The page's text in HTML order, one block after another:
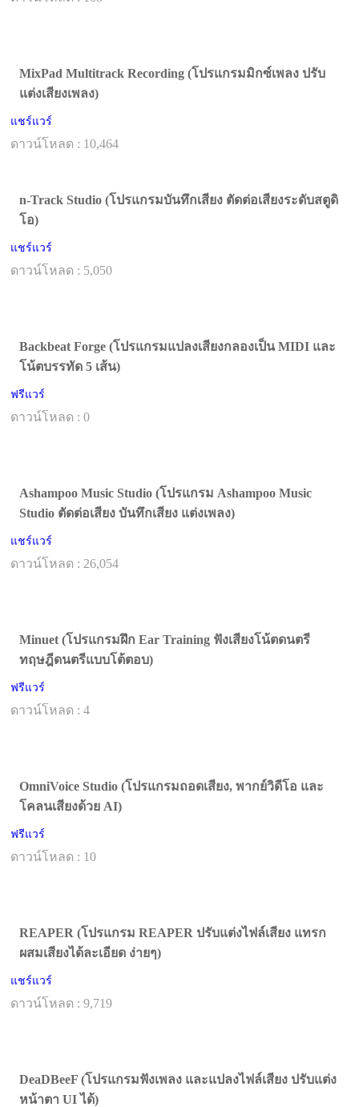
MixPad Multitrack Recording (โปรแกรมมิกซ์เพลง ปรับ
แต่งเสียงเพลง)
แชร์แวร์
ดาวน์โหลด : 10,464
n-Track Studio (โปรแกรมบันทึกเสียง ตัดต่อเสียงระดับสตูดิ
โอ)
แชร์แวร์
ดาวน์โหลด : 5,050
Backbeat Forge (โปรแกรมแปลงเสียงกลองเป็น MIDI และ
โน้ตบรรทัด 5 เส้น)
ฟรีแวร์
ดาวน์โหลด : 0
Ashampoo Music Studio (โปรแกรม Ashampoo Music
Studio ตัดต่อเสียง บันทึกเสียง แต่งเพลง)
แชร์แวร์
ดาวน์โหลด : 26,054
Minuet (โปรแกรมฝึก Ear Training ฟังเสียงโน้ตดนตรี
ทฤษฎีดนตรีแบบโต้ตอบ)
ฟรีแวร์
ดาวน์โหลด : 4
OmniVoice Studio (โปรแกรมถอดเสียง, พากย์วิดีโอ และ
โคลนเสียงด้วย AI)
ฟรีแวร์
ดาวน์โหลด : 10
REAPER (โปรแกรม REAPER ปรับแต่งไฟล์เสียง แทรก
ผสมเสียงได้ละเอียด ง่ายๆ)
แชร์แวร์
ดาวน์โหลด : 9,719
DeaDBeeF (โปรแกรมฟังเพลง และแปลงไฟล์เสียง ปรับแต่ง
หน้าตา UI ได้)